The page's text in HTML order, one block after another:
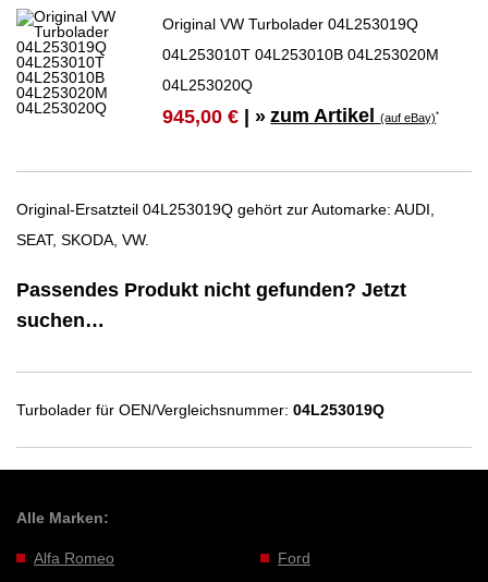
Original VW Turbolader 04L253019Q
04L253010T 04L253010B 04L253020M
04L253020Q
945,00 € | » zum Artikel(auf eBay)*
Original-Ersatzteil 04L253019Q gehört zur Automarke: AUDI,
SEAT, SKODA, VW.
Passendes Produkt nicht gefunden? Jetzt
suchen…
Turbolader für OEN/Vergleichsnummer: 04L253019Q
Alle Marken:
Alfa Romeo Ford